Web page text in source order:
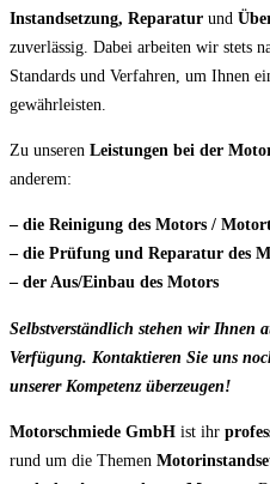
Instandsetzung, Reparatur und
zuverlässig. Dabei arbeiten wir stets
Standards und Verfahren, um Ihnen
gewährleisten.
Zu unseren Leistungen bei der
anderem:
– die Reinigung des Motors /
– die Prüfung und Reparatur des
– der Aus/Einbau des Motors
Selbstverständlich stehen wir Ihnen
Verfügung. Kontaktieren Sie uns
unserer Kompetenz überzeugen!
Motorschmiede GmbH ist ihr
rund um die Themen